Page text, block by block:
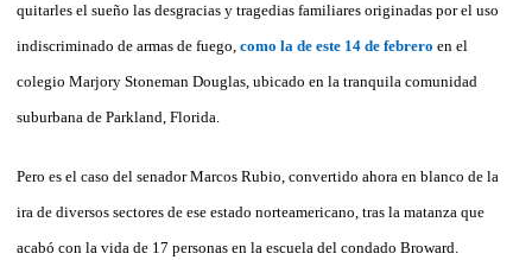
quitarles el sueño las desgracias y tragedias familiares originadas por el uso
indiscriminado de armas de fuego, como la de este 14 de febrero en el
colegio Marjory Stoneman Douglas, ubicado en la tranquila comunidad
suburbana de Parkland, Florida.
Pero es el caso del senador Marcos Rubio, convertido ahora en blanco de la
ira de diversos sectores de ese estado norteamericano, tras la matanza que
acabó con la vida de 17 personas en la escuela del condado Broward.